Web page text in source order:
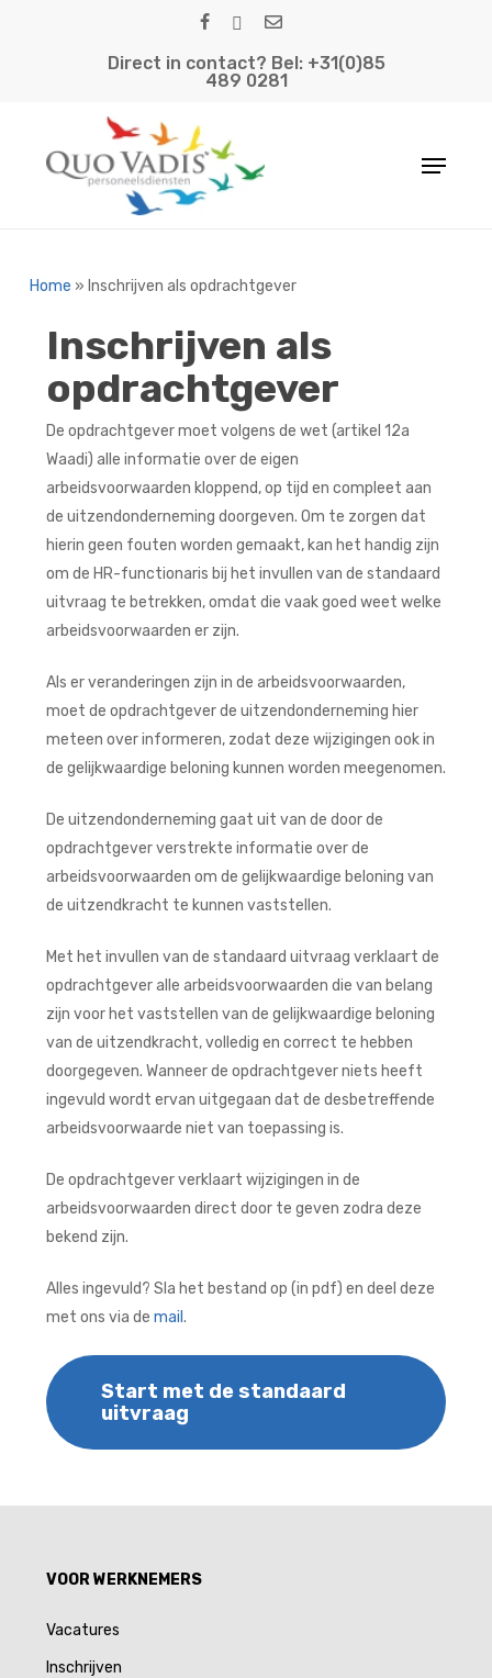
Direct in contact? Bel: +31(0)85
489 0281
Menu
Home » Inschrijven als opdrachtgever
Inschrijven als
opdrachtgever
De opdrachtgever moet volgens de wet (artikel 12a
Waadi) alle informatie over de eigen
arbeidsvoorwaarden kloppend, op tijd en compleet aan
de uitzendonderneming doorgeven. Om te zorgen dat
hierin geen fouten worden gemaakt, kan het handig zijn
om de HR-functionaris bij het invullen van de standaard
uitvraag te betrekken, omdat die vaak goed weet welke
arbeidsvoorwaarden er zijn.
Als er veranderingen zijn in de arbeidsvoorwaarden,
moet de opdrachtgever de uitzendonderneming hier
meteen over informeren, zodat deze wijzigingen ook in
de gelijkwaardige beloning kunnen worden meegenomen.
De uitzendonderneming gaat uit van de door de
opdrachtgever verstrekte informatie over de
arbeidsvoorwaarden om de gelijkwaardige beloning van
de uitzendkracht te kunnen vaststellen.
Met het invullen van de standaard uitvraag verklaart de
opdrachtgever alle arbeidsvoorwaarden die van belang
zijn voor het vaststellen van de gelijkwaardige beloning
van de uitzendkracht, volledig en correct te hebben
doorgegeven. Wanneer de opdrachtgever niets heeft
ingevuld wordt ervan uitgegaan dat de desbetreffende
arbeidsvoorwaarde niet van toepassing is.
De opdrachtgever verklaart wijzigingen in de
arbeidsvoorwaarden direct door te geven zodra deze
bekend zijn.
Alles ingevuld? Sla het bestand op (in pdf) en deel deze
met ons via de mail .
Start met de standaard
uitvraag
VOOR WERKNEMERS
Vacatures
Inschrijven